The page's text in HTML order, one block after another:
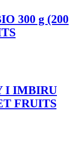
300 g (200
I IMBIRU
FRUITS